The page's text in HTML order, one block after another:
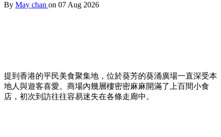
By May chan on 07 Aug 2026
提到香港的平民美食聚集地，位於葵芳的葵涌廣場一直深受本
地人與遊客喜愛。商場內幾層樓密密麻麻開滿了上百間小食
店，初次到訪往往容易迷失在各條走廊中。